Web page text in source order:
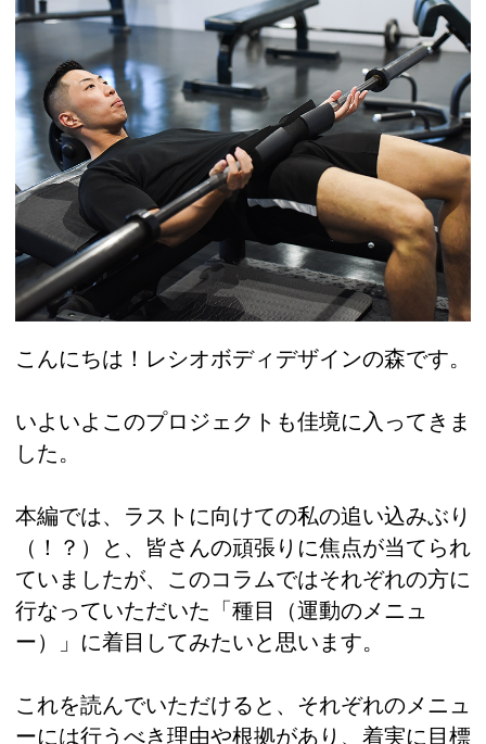
こんにちは！レシオボディデザインの森です。
いよいよこのプロジェクトも佳境に入ってきま
した。
本編では、ラストに向けての私の追い込みぶり
（！？）と、皆さんの頑張りに焦点が当てられ
ていましたが、このコラムではそれぞれの方に
行なっていただいた「種目（運動のメニュ
ー）」に着目してみたいと思います。
これを読んでいただけると、それぞれのメニュ
ーには行うべき理由や根拠があり、着実に目標